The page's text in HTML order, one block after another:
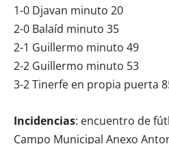
1-0 Djavan minuto 20
2-0 Balaíd minuto 35
2-1 Guillermo minuto 49
2-2 Guillermo minuto 53
3-2 Tinerfe en propia puerta
Incidencias: encuentro de
Campo Municipal Anexo